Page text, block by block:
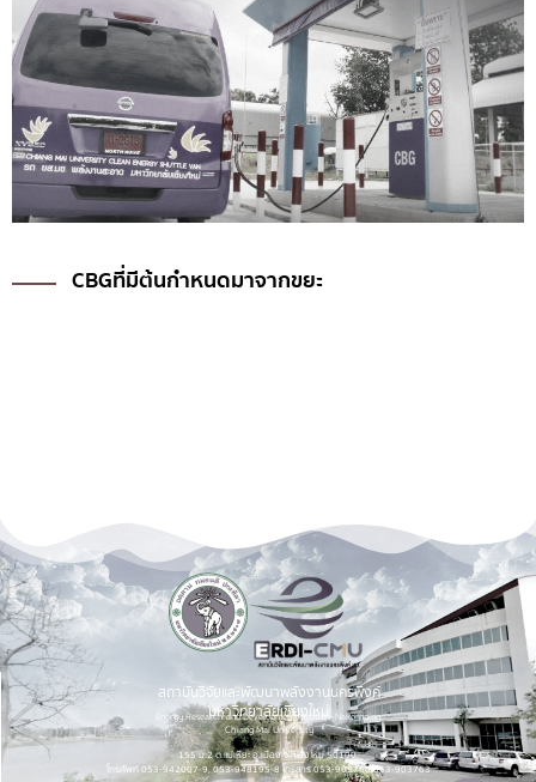
ขยะ (Zero Waste Campus)
สถาบันวิจัยและพัฒนาพลังงานนครพิงค์
มหาวิทยาลัยเชียงใหม่
Energy Research and Development Institute-Nakornping,
Chiang Mai University
155 ม.2 ต.แม่เหียะ อ.เมือง จ.เชียงใหม่ 50100.
โทรศัพท์ 053-942007-9, 053-948195-8 โทรสาร 053-903760,053-903763